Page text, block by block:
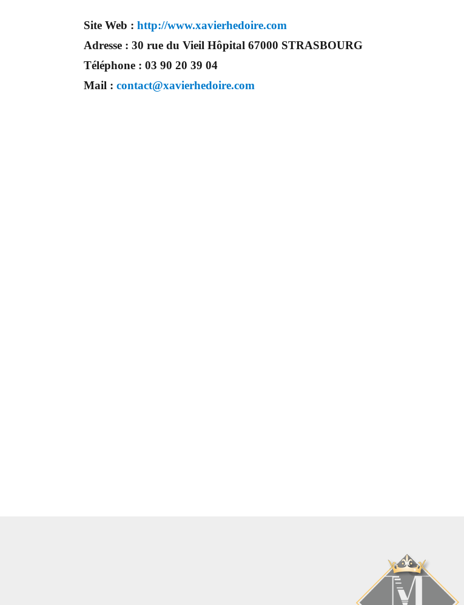
Site Web :http://www.xavierhedoire.com
Adresse :30 rue du Vieil Hôpital 67000 STRASBOURG
Téléphone :03 90 20 39 04
Mail :contact@xavierhedoire.com